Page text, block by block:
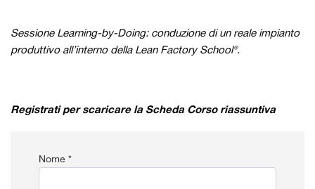
Sessione Learning-by-Doing: conduzione di un reale impianto
produttivo all’interno della Lean Factory School®.
Registrati per scaricare la Scheda Corso riassuntiva
Nome *